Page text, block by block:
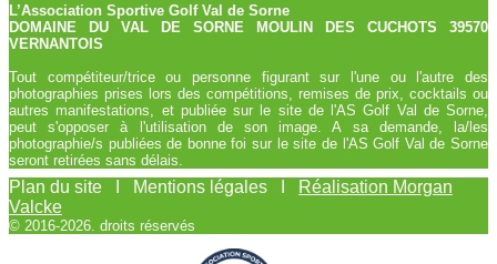
L’Association Sportive Golf Val de Sorne
DOMAINE DU VAL DE SORNE MOULIN DES CUCHOTS 39570
VERNANTOIS
Tout compétiteur/trice ou personne figurant sur l'une ou l'autre des
photographies prises lors des compétitions, remises de prix, cocktails ou
autres manifestations, et publiée sur le site de l'AS Golf Val de Sorne,
peut s'opposer à l'utilisation de son image. A sa demande, la/les
photographie/s publiées de bonne foi sur le site de l'AS Golf Val de Sorne
seront retirées sans délais.
Plan du site I Mentions légales I
Réalisation Morgan
Valcke
© 2016-2026. droits réservés